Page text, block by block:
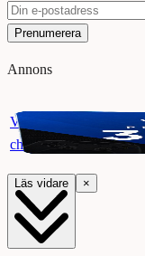
Prenumerera
Annons
Vinn ett presentkort
chansen att vinna 3000
Läs vidare ×